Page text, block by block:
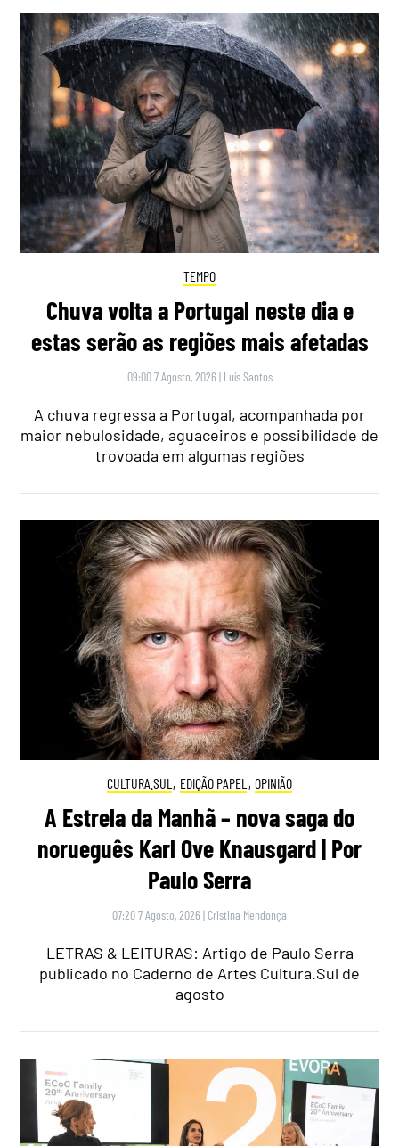
TEMPO
Chuva volta a Portugal neste dia e
estas serão as regiões mais afetadas
09:00 7 Agosto, 2026 | Luís Santos
A chuva regressa a Portugal, acompanhada por
maior nebulosidade, aguaceiros e possibilidade de
trovoada em algumas regiões
CULTURA.SUL , EDIÇÃO PAPEL , OPINIÃO
A Estrela da Manhã – nova saga do
norueguês Karl Ove Knausgard | Por
Paulo Serra
07:20 7 Agosto, 2026 | Cristina Mendonça
LETRAS & LEITURAS: Artigo de Paulo Serra
publicado no Caderno de Artes Cultura.Sul de
agosto